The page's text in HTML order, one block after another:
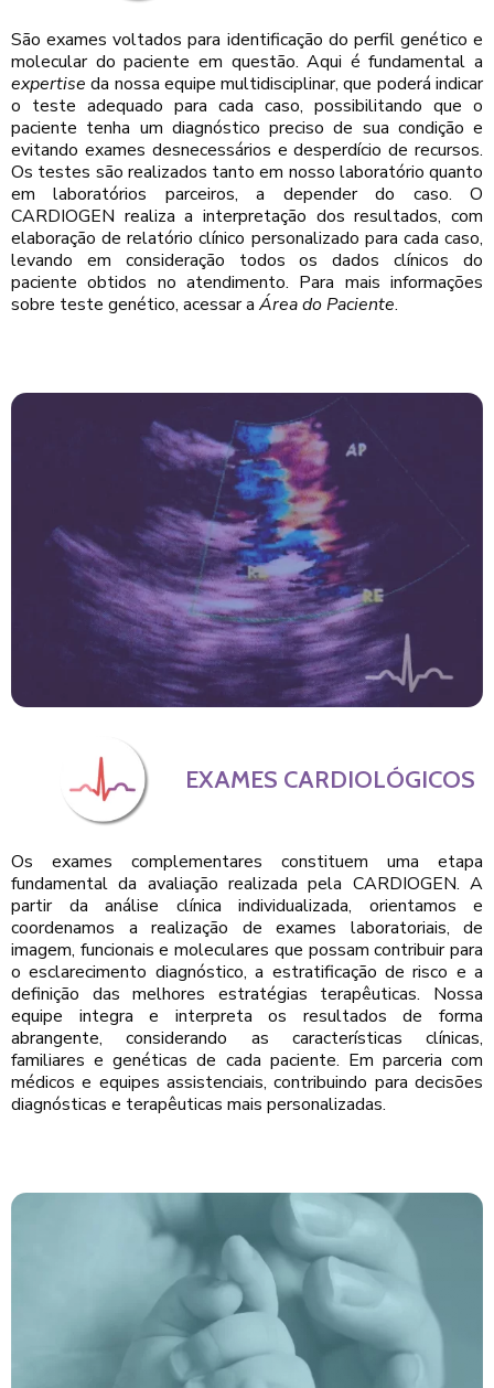
São exames voltados para identificação do perfil genético e
molecular do paciente em questão. Aqui é fundamental a
expertiseda nossa equipe multidisciplinar, que poderá indicar
o teste adequado para cada caso, possibilitando que o
paciente tenha um diagnóstico preciso de sua condição e
evitando exames desnecessários e desperdício de recursos.
Os testes são realizados tanto em nosso laboratório quanto
em laboratórios parceiros, a depender do caso. O
CARDIOGEN realiza a interpretação dos resultados, com
elaboração de relatório clínico personalizado para cada caso,
levando em consideração todos os dados clínicos do
paciente obtidos no atendimento. Para mais informações
sobre teste genético, acessar a Área do Paciente.
EXAMES CARDIOLÓGICOS
Os exames complementares constituem uma etapa
fundamental da avaliação realizada pela CARDIOGEN. A
partir da análise clínica individualizada, orientamos e
coordenamos a realização de exames laboratoriais, de
imagem, funcionais e moleculares que possam contribuir para
o esclarecimento diagnóstico, a estratificação de risco e a
definição das melhores estratégias terapêuticas. Nossa
equipe integra e interpreta os resultados de forma
abrangente, considerando as características clínicas,
familiares e genéticas de cada paciente. Em parceria com
médicos e equipes assistenciais, contribuindo para decisões
diagnósticas e terapêuticas mais personalizadas.